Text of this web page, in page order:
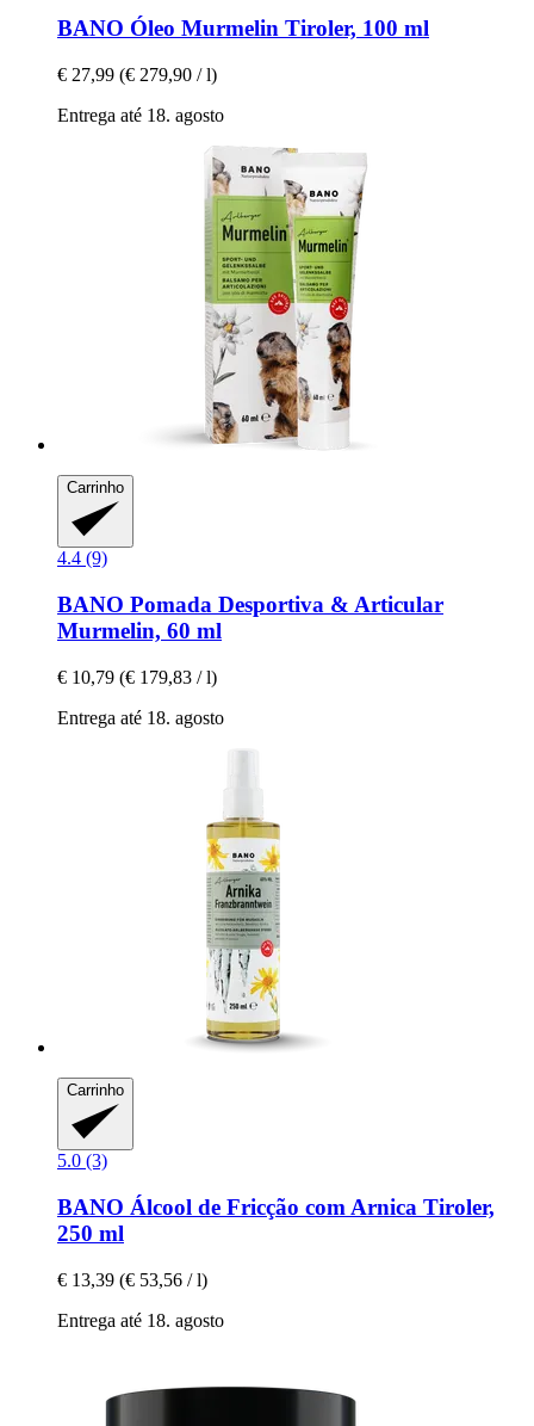
BANO Óleo Murmelin Tiroler, 100 ml
€ 27,99 (€ 279,90 / l)
Entrega até 18. agosto
Carrinho
4.4 (9)
BANO Pomada Desportiva & Articular
Murmelin, 60 ml
€ 10,79 (€ 179,83 / l)
Entrega até 18. agosto
Carrinho
5.0 (3)
BANO Álcool de Fricção com Arnica Tiroler,
250 ml
€ 13,39 (€ 53,56 / l)
Entrega até 18. agosto